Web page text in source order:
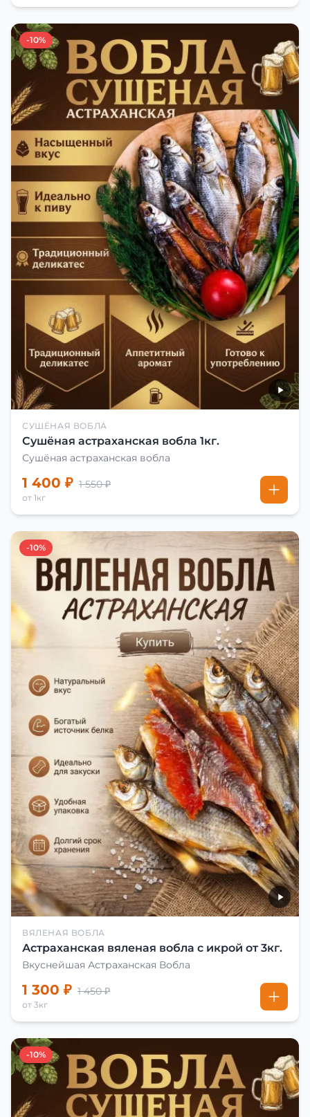
-10%
СУШЁНАЯ ВОБЛА
Сушёная астраханская вобла 1кг.
Сушёная астраханская вобла
1 400 ₽ 1 550 ₽
от 1кг
-10%
ВЯЛЕНАЯ ВОБЛА
Астраханская вяленая вобла с икрой от 3кг.
Вкуснейшая Астраханская Вобла
1 300 ₽ 1 450 ₽
от 3кг
-10%